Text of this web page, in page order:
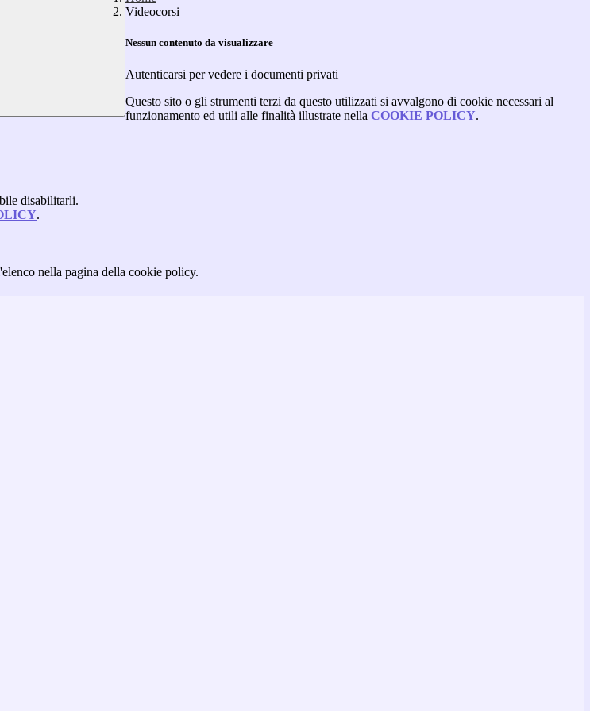
Videocorsi
Nessun contenuto da visualizzare
Autenticarsi per vedere i documenti privati
Questo sito o gli strumenti terzi da questo utilizzati si avvalgono di cookie necessari al
funzionamento ed utili alle finalità illustrate nella COOKIE POLICY.
disabilitarli.
.
nella pagina della cookie policy.